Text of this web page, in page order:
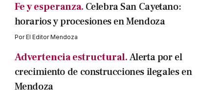
Fe y esperanza. Celebra San Cayetano:
horarios y procesiones en Mendoza
PorEl Editor Mendoza
Advertencia estructural.Alerta por el
crecimiento de construcciones ilegales en
Mendoza